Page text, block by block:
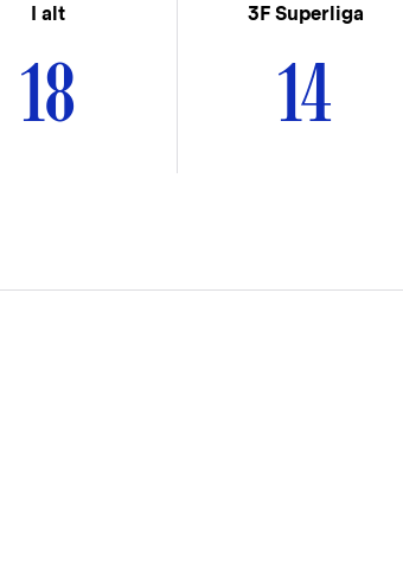
I alt
18
3F Superliga
14